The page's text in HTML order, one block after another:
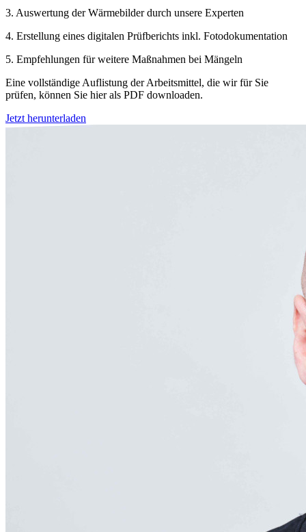
3. Auswertung der Wärmebilder durch unsere Experten
4. Erstellung eines digitalen Prüfberichts inkl. Fotodokumentation
5. Empfehlungen für weitere Maßnahmen bei Mängeln
Eine vollständige Auflistung der Arbeitsmittel, die wir für Sie
prüfen, können Sie hier als PDF downloaden.
Jetzt herunterladen